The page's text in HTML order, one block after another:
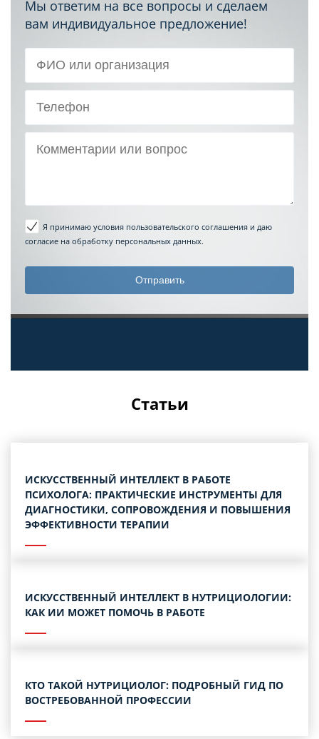
Мы ответим на все вопросы и сделаем
вам индивидуальное предложение!
Я принимаю условия пользовательского соглашения и даю
согласие на обработку персональных данных.
Статьи
ИСКУССТВЕННЫЙ ИНТЕЛЛЕКТ В РАБОТЕ
ПСИХОЛОГА: ПРАКТИЧЕСКИЕ ИНСТРУМЕНТЫ ДЛЯ
ДИАГНОСТИКИ, СОПРОВОЖДЕНИЯ И ПОВЫШЕНИЯ
ЭФФЕКТИВНОСТИ ТЕРАПИИ
ИСКУССТВЕННЫЙ ИНТЕЛЛЕКТ В НУТРИЦИОЛОГИИ:
КАК ИИ МОЖЕТ ПОМОЧЬ В РАБОТЕ
КТО ТАКОЙ НУТРИЦИОЛОГ: ПОДРОБНЫЙ ГИД ПО
ВОСТРЕБОВАННОЙ ПРОФЕССИИ